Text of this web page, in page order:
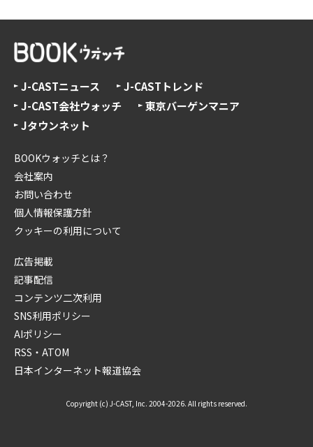
J-CASTニュース
J-CASTトレンド
J-CAST会社ウォッチ
東京バーゲンマニア
Jタウンネット
BOOKウォッチとは？
会社案内
お問い合わせ
個人情報保護方針
クッキーの利用について
広告掲載
記事配信
コンテンツ二次利用
SNS利用ポリシー
AIポリシー
RSS・ATOM
日本インターネット報道協会
Copyright (c) J-CAST, Inc. 2004-2026. All rights reserved.